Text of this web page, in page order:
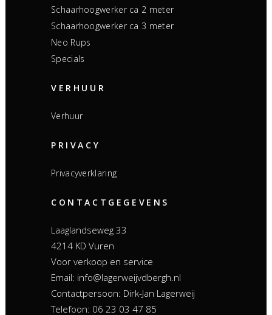
Schaarhoogwerker ca 2 meter
Schaarhoogwerker ca 3 meter
Neo Rups
Specials
VERHUUR
Verhuur
PRIVACY
Privacyverklaring
CONTACTGEGEVENS
Laaglandseweg 33
4214 KD Vuren
Voor verkoop en service
Email: info@lagerweijvdbergh.nl
Contactpersoon: Dirk-Jan Lagerweij
Telefoon: 06 23 03 47 85